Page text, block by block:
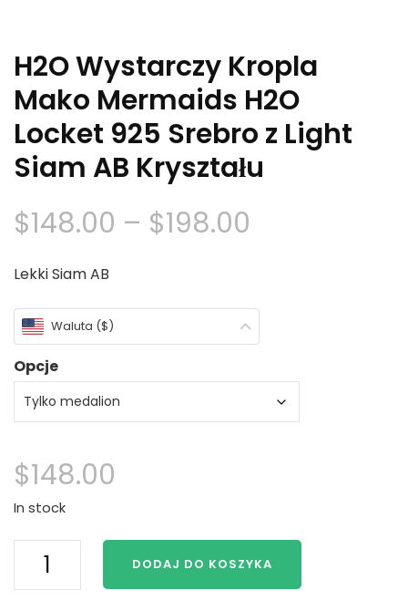
H2O Wystarczy Kropla
Mako Mermaids H2O
Locket 925 Srebro z Light
Siam AB Kryształu
$148.00 – $198.00
$148.00
Poprzez
$198.00
Lekki Siam AB
Waluta ($)
Opcje
$148.00
In stock
Wystarczy
DODAJ DO KOSZYKA